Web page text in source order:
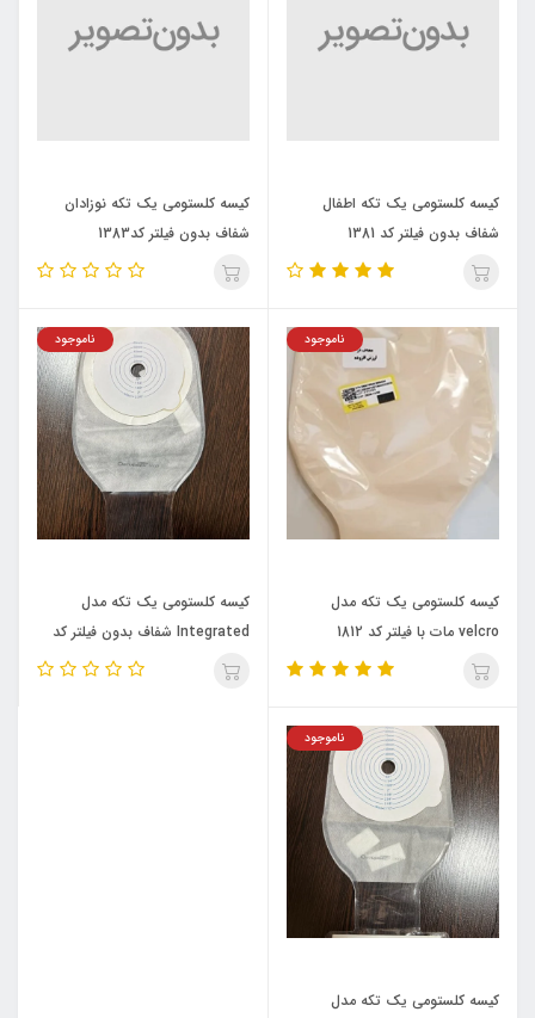
کیسه کلستومی یک تکه اطفال
شفاف بدون فیلتر کد 1381
Ostupmed
کیسه کلستومی یک تکه نوزادان
شفاف بدون فیلتر کد1383
Ostupmed
ناموجود
کیسه کلستومی یک تکه مدل
velcro مات با فیلتر کد 1812
Ostupmed
ناموجود
کیسه کلستومی یک تکه مدل
Integrated شفاف بدون فیلتر کد
1603 Ostupmed
ناموجود
کیسه کلستومی یک تکه مدل